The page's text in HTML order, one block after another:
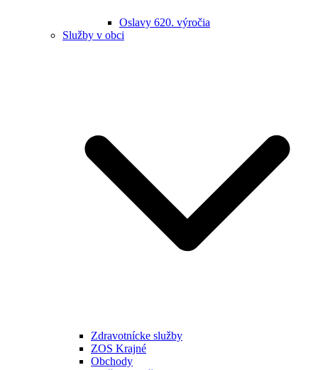
Oslavy 620. výročia
Služby v obci
Zdravotnícke služby
ZOS Krajné
Obchody